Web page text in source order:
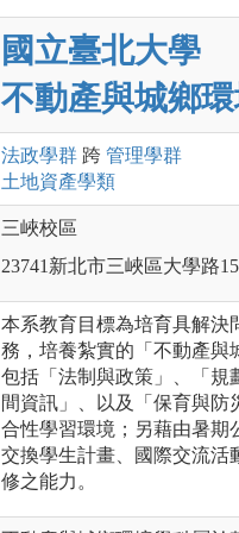
國立臺北大學
不動產與城鄉
法政學群 跨 管理學群
土地資產學類
三峽校區
23741新北市三峽區大學路
本系教育目標為培育具解決
務，培養紮實的「不動產與
包括「法制與政策」、「規
間資訊」、以及「保育與
合性學習環境；另藉由暑期
交換學生計畫、國際交流活
修之能力。